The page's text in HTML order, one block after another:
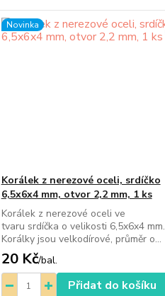
Novinka
Korálek z nerezové oceli, srdíčko
6,5x6x4 mm, otvor 2,2 mm, 1 ks
Korálek z nerezové oceli ve
tvaru srdíčka o velikosti 6,5x6x4 mm.
Korálky jsou velkodírové, průměr o...
20 Kč/bal.
Přidat do košíku